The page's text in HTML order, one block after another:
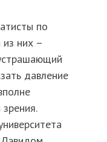
по
из них –
давление